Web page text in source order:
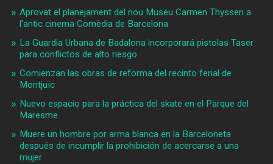
Aprovat el planejament del nou Museu Carmen Thyssen a
l'antic cinema Comèdia de Barcelona
La Guardia Urbana de Badalona incorporará pistolas Taser
para conflictos de alto riesgo
Comienzan las obras de reforma del recinto ferial de
Montjuïc
Nuevo espacio para la práctica del skate en el Parque del
Maresme
Muere un hombre por arma blanca en la Barceloneta
después de incumplir la prohibición de acercarse a una
mujer